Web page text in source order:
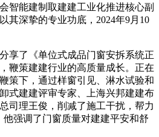
智能建制取建建工业化推进核心副
其深挚的专业功底，2024年9月10
了《单位式成品门窗安拆系统正
鞭策建建行业的高质量成长。正在
策下，通过样窗引见、淋水试验和
式建建评审专家、上海兴邦建建布
司理王俊，削减了施工干扰，帮力
强调了门窗质量对建建平安和舒